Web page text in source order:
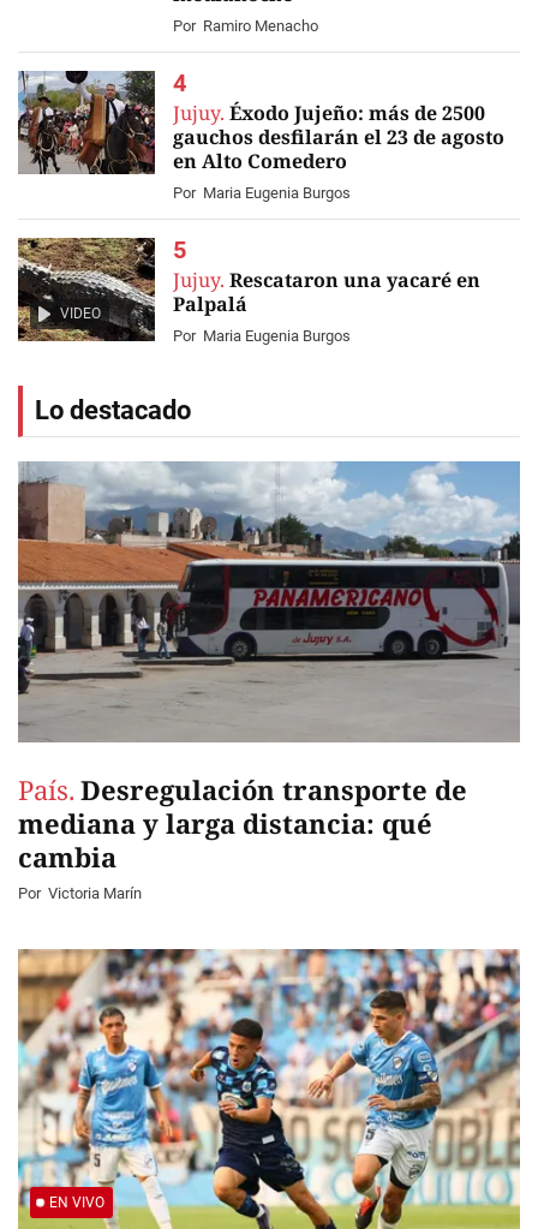
Por Ramiro Menacho
Jujuy. Éxodo Jujeño: más de 2500
gauchos desfilarán el 23 de agosto
en Alto Comedero
Por Maria Eugenia Burgos
VIDEO
Jujuy. Rescataron una yacaré en
Palpalá
Por Maria Eugenia Burgos
Lo destacado
País. Desregulación transporte de
mediana y larga distancia: qué
cambia
Por Victoria Marín
EN VIVO